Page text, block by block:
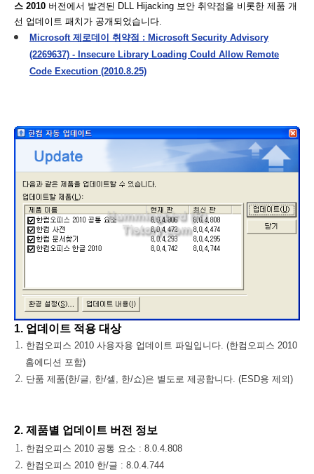
스 2010 버전에서 발견된 DLL Hijacking 보안 취약점을 비롯한 제품 개
선 업데이트 패치가 공개되었습니다.
Microsoft 제로데이 취약점 : Microsoft Security Advisory
(2269637) - Insecure Library Loading Could Allow Remote
Code Execution (2010.8.25)
1. 업데이트 적용 대상
한컴오피스 2010 사용자용 업데이트 파일입니다. (한컴오피스 2010
홈에디션 포함)
단품 제품(한/글, 한/셀, 한/쇼)은 별도로 제공합니다. (ESD용 제외)
2. 제품별 업데이트 버전 정보
한컴오피스 2010 공통 요소 : 8.0.4.808
한컴오피스 2010 한/글 : 8.0.4.744